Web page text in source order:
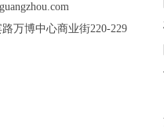
万博中心商业街220-229